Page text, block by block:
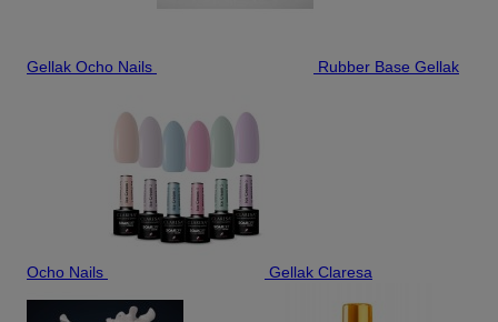
Gellak Ocho Nails Rubber Base Gellak
Ocho Nails Gellak Claresa